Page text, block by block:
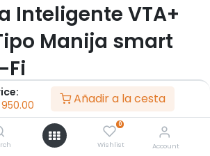
950.00 Añadir a la cesta
0
Wishlist Account
Inteligente VTA+
Manija smart
Fi
Código Virtual, Huella Digital,
Física
Mecanismo Anti-Manipulación
Fallidos de Aperturas